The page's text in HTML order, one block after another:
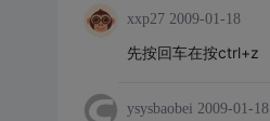
xxp27 2009-01-18
先按回车在按ctrl+z
ysysbaobei 2009-01-18